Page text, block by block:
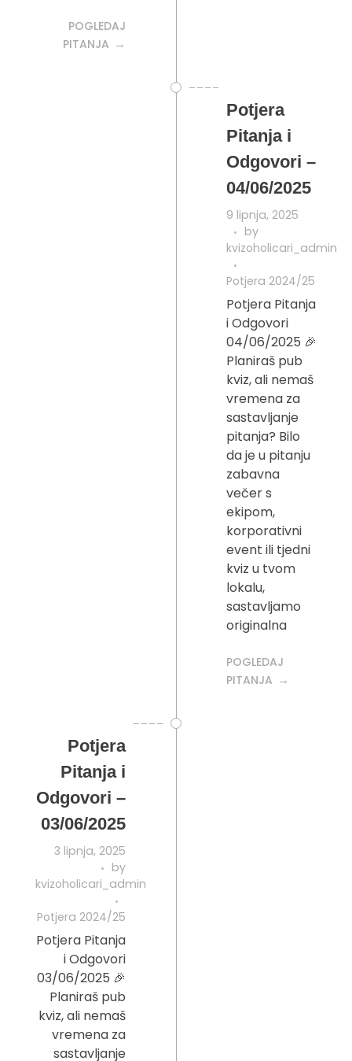
POGLEDAJ
PITANJA
Potjera
Pitanja i
Odgovori –
04/06/2025
9 lipnja, 2025
by
kvizoholicari_admin
Potjera 2024/25
Potjera Pitanja
i Odgovori
04/06/2025 🎉
Planiraš pub
kviz, ali nemaš
vremena za
sastavljanje
pitanja? Bilo
da je u pitanju
zabavna
večer s
ekipom,
korporativni
event ili tjedni
kviz u tvom
lokalu,
sastavljamo
originalna
POGLEDAJ
PITANJA
Potjera
Pitanja i
Odgovori –
03/06/2025
3 lipnja, 2025
by
kvizoholicari_admin
Potjera 2024/25
Potjera Pitanja
i Odgovori
03/06/2025 🎉
Planiraš pub
kviz, ali nemaš
vremena za
sastavljanje